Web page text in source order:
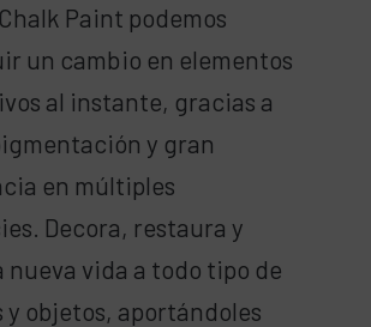
Paint podemos
un cambio en elementos
al instante, gracias a
y gran
en múltiples
Decora, restaura y
nueva vida a todo tipo de
y objetos, aportándoles